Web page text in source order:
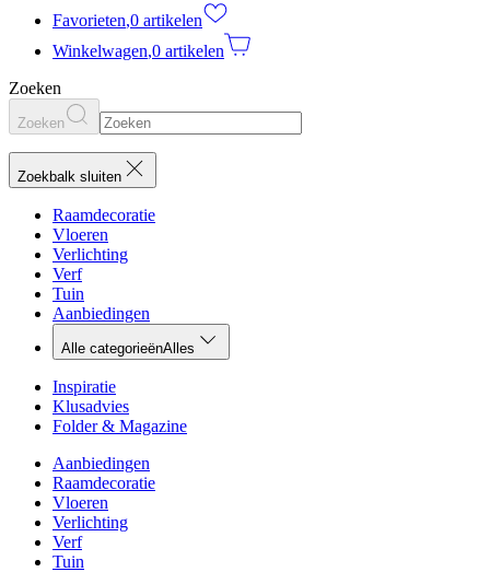
Favorieten,0 artikelen
Winkelwagen,0 artikelen
Zoeken
Zoeken
Zoekbalk sluiten
Raamdecoratie
Vloeren
Verlichting
Verf
Tuin
Aanbiedingen
Alle categorieënAlles
Inspiratie
Klusadvies
Folder & Magazine
Aanbiedingen
Raamdecoratie
Vloeren
Verlichting
Verf
Tuin